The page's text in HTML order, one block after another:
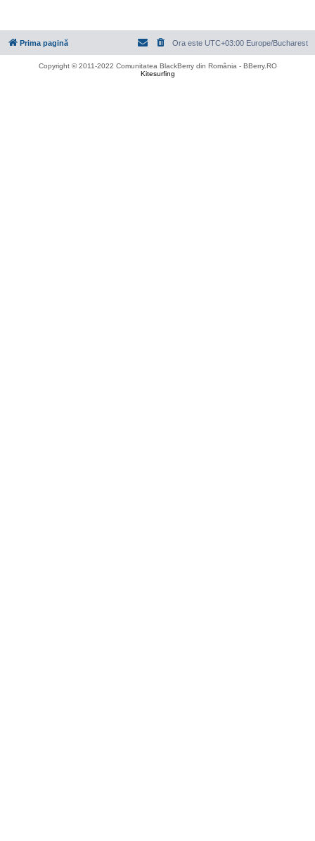
Prima pagină Ora este UTC+03:00 Europe/Bucharest
Copyright © 2011-2022 Comunitatea BlackBerry din România - BBerry.RO
Kitesurfing